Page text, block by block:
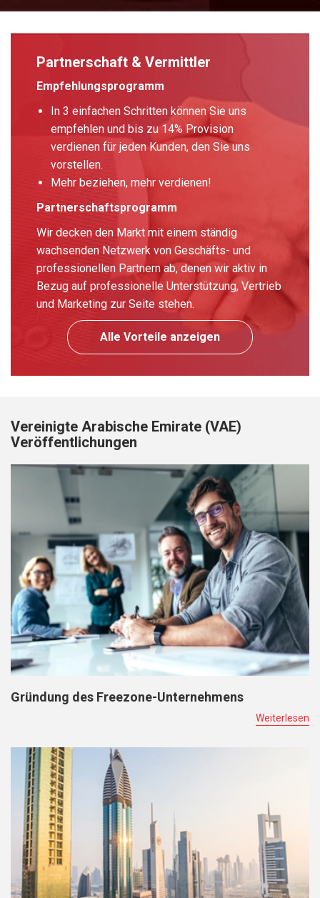
Partnerschaft & Vermittler
Empfehlungsprogramm
In 3 einfachen Schritten können Sie uns
empfehlen und bis zu 14% Provision
verdienen für jeden Kunden, den Sie uns
vorstellen.
Mehr beziehen, mehr verdienen!
Partnerschaftsprogramm
Wir decken den Markt mit einem ständig
wachsenden Netzwerk von Geschäfts- und
professionellen Partnern ab, denen wir aktiv in
Bezug auf professionelle Unterstützung, Vertrieb
und Marketing zur Seite stehen.
Alle Vorteile anzeigen
Vereinigte Arabische Emirate (VAE)
Veröffentlichungen
Gründung des Freezone-Unternehmens
Weiterlesen